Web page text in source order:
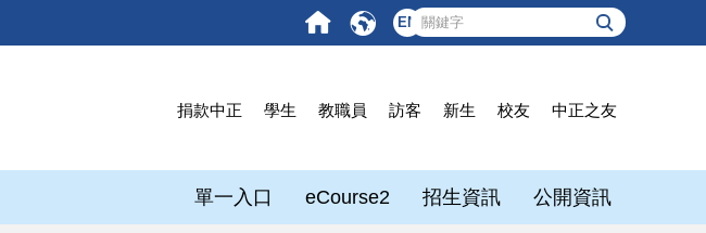
EN
捐款中正 學生 教職員 訪客 新生 校友 中正之友
單一入口 eCourse2 招生資訊 公開資訊